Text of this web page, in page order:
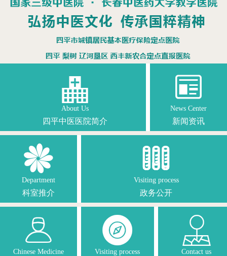

About Us
四平中医医院简介

News Center
新闻资讯

Department
科室推介

Visiting process
政务公开

Chinese Medicine

Visiting process

Contact us